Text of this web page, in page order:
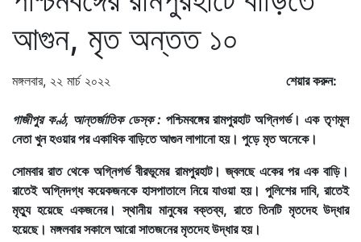
আগুন, মৃত অন্তত ১০
মঙ্গলবার, ২২ মার্চ ২০২২ শেয়ার করুন:
গাজীপুর কণ্ঠ, আন্তর্জাতিক ডেস্ক : পশ্চিমবঙ্গের রামপুরহাট অগ্নিগর্ভ। এক তৃণমূল
নেতা খুন হওয়ার পর একাধিক বাড়িতে আগুন লাগানো হয়। পুড়ে মৃত অনেকে।
সোমবার রাত থেকে অগ্নিগর্ভ বীরভূমের রামপুরহাট। জ্বলছে একের পর এক বাড়ি।
রাতেই অগ্নিদগ্ধ কয়েকজনকে হাসপাতালে নিয়ে যাওয়া হয়। পুলিশের দাবি, রাতেই
মৃত্যু হয়েছে একজনের। স্থানীয় মানুষের বক্তব্য, রাতে তিনটি মৃতদেহ উদ্ধার
হয়েছে। মঙ্গলবার সকালে আরো সাতজনের মৃতদেহ উদ্ধার হয়।